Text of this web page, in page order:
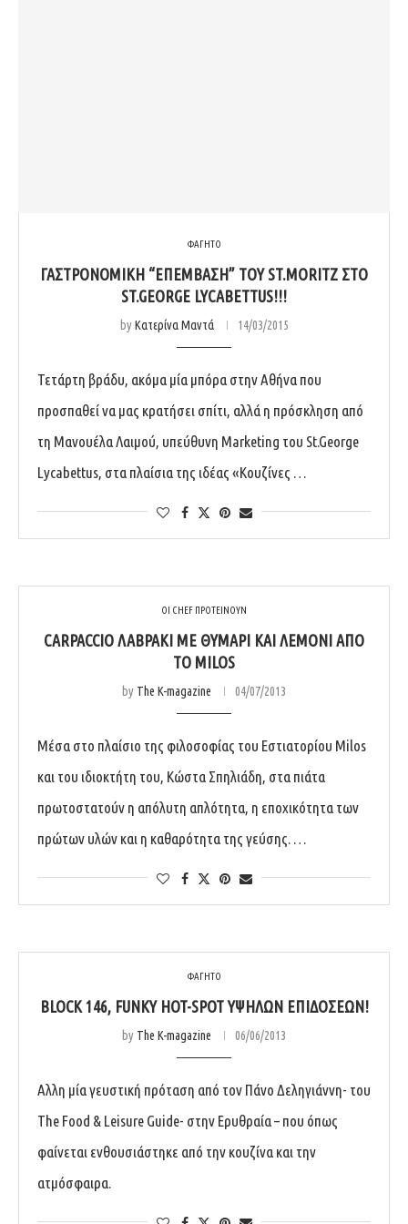
ΦΑΓΗΤΟ
ΓΑΣΤΡΟΝΟΜΙΚΉ “ΕΠΈΜΒΑΣΗ” ΤΟΥ ST.MORITZ ΣΤΟ
ST.GEORGE LYCABETTUS!!!
byΚατερίνα Μαντά 14/03/2015
Τετάρτη βράδυ, ακόμα μία μπόρα στην Αθήνα που
προσπαθεί να μας κρατήσει σπίτι, αλλά η πρόσκληση από
τη Μανουέλα Λαιμού, υπεύθυνη Marketing του St.George
Lycabettus, στα πλαίσια της ιδέας «Κουζίνες …
ΟΙ CHEF ΠΡΟΤΕΙΝΟΥΝ
CARPACCIO ΛΑΒΡΆΚΙ ΜΕ ΘΥΜΆΡΙ ΚΑΙ ΛΕΜΌΝΙ ΑΠΌ
ΤΟ MILOS
by The K-magazine 04/07/2013
Μέσα στο πλαίσιο της φιλοσοφίας του Εστιατορίου Milos
και του ιδιοκτήτη του, Κώστα Σπηλιάδη, στα πιάτα
πρωτοστατούν η απόλυτη απλότητα, η εποχικότητα των
πρώτων υλών και η καθαρότητα της γεύσης. …
ΦΑΓΗΤΟ
BLOCK 146, FUNKY HOT-SPOT ΥΨΗΛΏΝ ΕΠΙΔΌΣΕΩΝ!
by The K-magazine 06/06/2013
Αλλη μία γευστική πρόταση από τον Πάνο Δεληγιάννη- του
The Food & Leisure Guide- στην Ερυθραία – που όπως
φαίνεται ενθουσιάστηκε από την κουζίνα και την
ατμόσφαιρα.